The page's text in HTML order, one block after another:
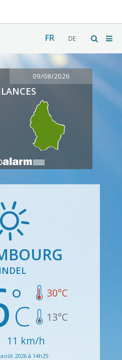
FR DE
09/08/2026
30°C
13°C
11 km/h
2026 à 14h25